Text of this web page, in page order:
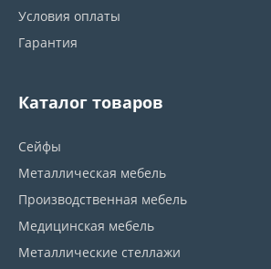
Условия оплаты
Гарантия
Каталог товаров
Сейфы
Металлическая мебель
Производственная мебель
Медицинская мебель
Металлические стеллажи